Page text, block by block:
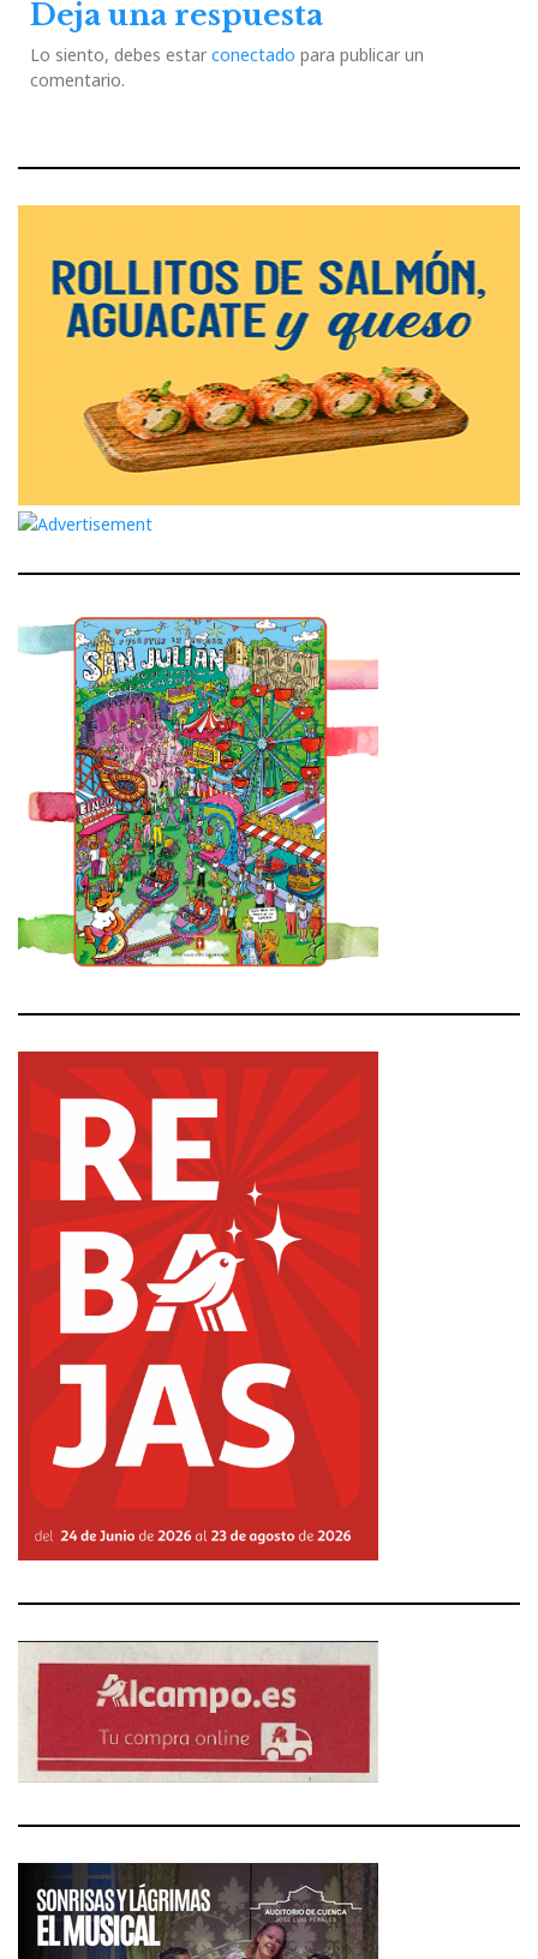
Deja una respuesta
Lo siento, debes estar conectado para publicar un
comentario.